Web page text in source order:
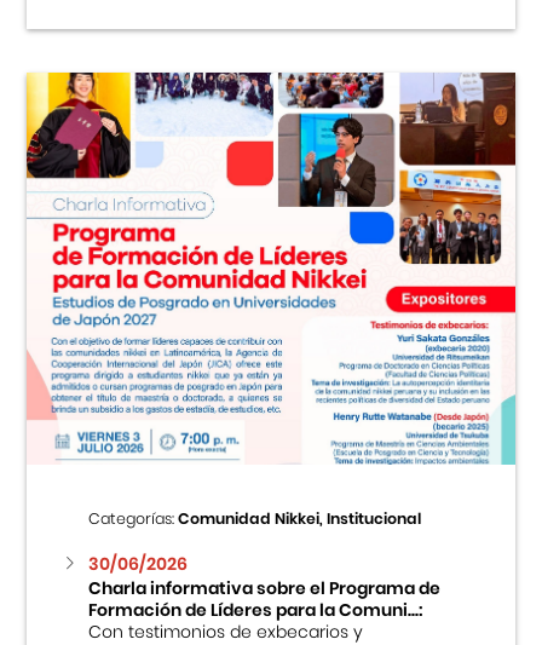
Categorías:Comunidad Nikkei, Institucional
30/06/2026
Charla informativa sobre el Programa de
Formación de Líderes para la Comuni...:
Con testimonios de exbecarios y